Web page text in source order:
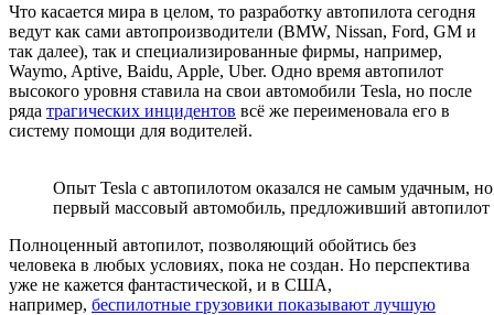
Что касается мира в целом, то разработку автопилота сегодня
ведут как сами автопроизводители (BMW, Nissan, Ford, GM и
так далее), так и специализированные фирмы, например,
Waymo, Aptive, Baidu, Apple, Uber. Одно время автопилот
высокого уровня ставила на свои автомобили Tesla, но после
ряда трагических инцидентов всё же переименовала его в
систему помощи для водителей.
Опыт Tesla с автопилотом оказался не самым удачным,
первый массовый автомобиль, предложивший автопилот
Полноценный автопилот, позволяющий обойтись без
человека в любых условиях, пока не создан. Но перспектива
уже не кажется фантастической, и в США,
например, беспилотные грузовики показывают лучшую